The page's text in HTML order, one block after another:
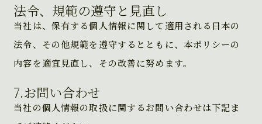
法令、規範の遵守と見直し
当社は、保有する個人情報に関して適用される日本の
法令、その他規範を遵守するとともに、本ポリシーの
内容を適宜見直し、その改善に努めます。
7.お問い合わせ
当社の個人情報の取扱に関するお問い合わせは下記ま